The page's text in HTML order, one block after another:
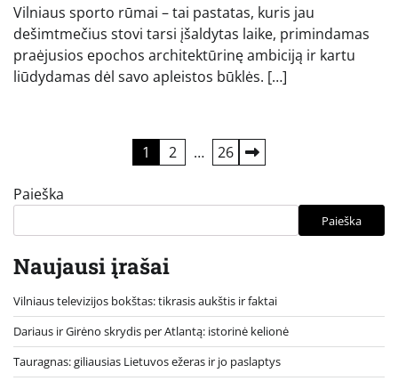
Vilniaus sporto rūmai – tai pastatas, kuris jau
dešimtmečius stovi tarsi įšaldytas laike, primindamas
praėjusios epochos architektūrinę ambiciją ir kartu
liūdydamas dėl savo apleistos būklės. […]
puslapiavimas
1 2 … 26
Paieška
Paieška
Naujausi įrašai
Vilniaus televizijos bokštas: tikrasis aukštis ir faktai
Dariaus ir Girėno skrydis per Atlantą: istorinė kelionė
Tauragnas: giliausias Lietuvos ežeras ir jo paslaptys